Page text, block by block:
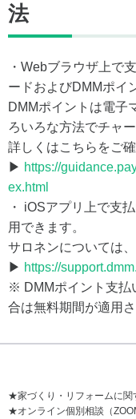
法
・Webブラウザ上で
ードおよびDMMポイ
DMMポイントは電子
ろいろな方法でチャー
詳しくはこちらをご確
▶ https://
ex.html
・ iOSアプリ上で支
用できます。
サロネンについては
▶ https://
※ DMMポイント支払
合は無料期間が適用さ
★家づくり・リフォームに関
★オンライン個別相談（